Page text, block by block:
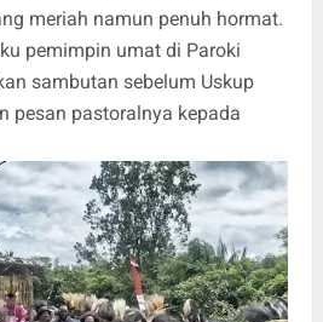
meriah namun penuh hormat.
pemimpin umat di Paroki
sambutan sebelum Uskup
pesan pastoralnya kepada